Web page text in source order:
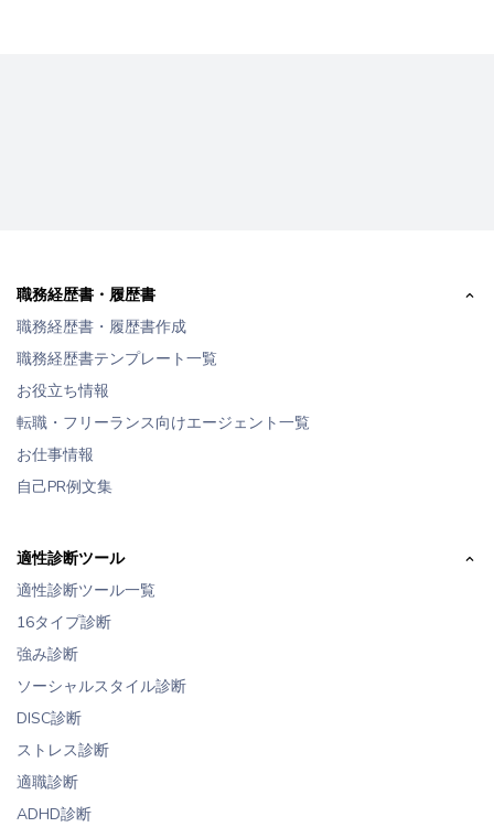
職務経歴書・履歴書
職務経歴書・履歴書作成
職務経歴書テンプレート一覧
お役立ち情報
転職・フリーランス向けエージェント一覧
お仕事情報
自己PR例文集
適性診断ツール
適性診断ツール一覧
16タイプ診断
強み診断
ソーシャルスタイル診断
DISC診断
ストレス診断
適職診断
ADHD診断